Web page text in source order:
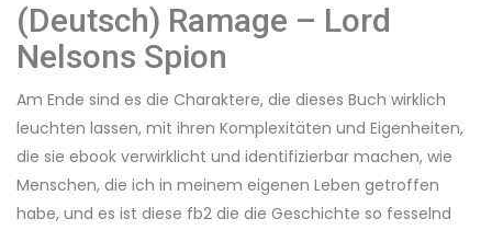
(Deutsch) Ramage – Lord
Nelsons Spion
Am Ende sind es die Charaktere, die dieses Buch wirklich
leuchten lassen, mit ihren Komplexitäten und Eigenheiten,
die sie ebook verwirklicht und identifizierbar machen, wie
Menschen, die ich in meinem eigenen Leben getroffen
habe, und es ist diese fb2 die die Geschichte so fesselnd